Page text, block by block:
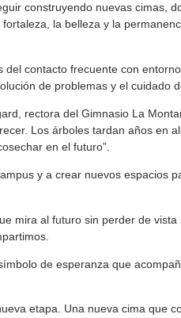
construyendo nuevas cimas,
la belleza y la
contacto frecuente con
de problemas y el cuidado
rectora del Gimnasio La
Los árboles tardan años en
en el futuro”.
y a crear nuevos espacios
mira al futuro sin perder de
de esperanza que
etapa. Una nueva cima que